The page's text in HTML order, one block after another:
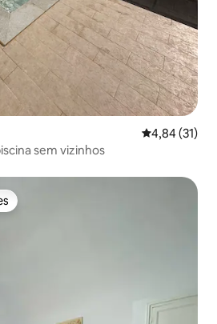
4,84 de uma
4,84 (31)
sem vizinhos